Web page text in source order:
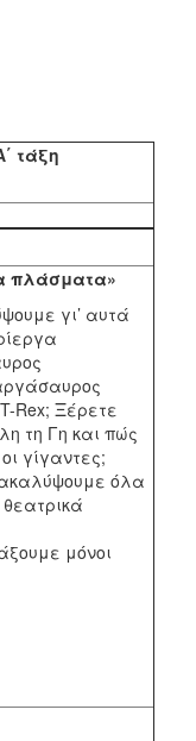
τάξη
πλάσματα»
γι’ αυτά
Rex; Ξέρετε
τη Γη και πώς
γίγαντες;
όλα
μόνοι